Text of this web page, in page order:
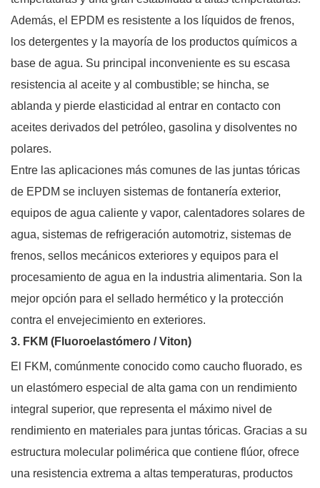
Además, el EPDM es resistente a los líquidos de frenos,
los detergentes y la mayoría de los productos químicos a
base de agua. Su principal inconveniente es su escasa
resistencia al aceite y al combustible; se hincha, se
ablanda y pierde elasticidad al entrar en contacto con
aceites derivados del petróleo, gasolina y disolventes no
polares.
Entre las aplicaciones más comunes de las juntas tóricas
de EPDM se incluyen sistemas de fontanería exterior,
equipos de agua caliente y vapor, calentadores solares de
agua, sistemas de refrigeración automotriz, sistemas de
frenos, sellos mecánicos exteriores y equipos para el
procesamiento de agua en la industria alimentaria. Son la
mejor opción para el sellado hermético y la protección
contra el envejecimiento en exteriores.
3. FKM (Fluoroelastómero / Viton)
El FKM, comúnmente conocido como caucho fluorado, es
un elastómero especial de alta gama con un rendimiento
integral superior, que representa el máximo nivel de
rendimiento en materiales para juntas tóricas. Gracias a su
estructura molecular polimérica que contiene flúor, ofrece
una resistencia extrema a altas temperaturas, productos